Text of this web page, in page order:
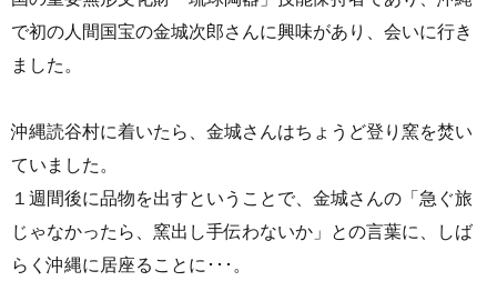
で初の人間国宝の金城次郎さんに興味があり、会いに行き
ました。
沖縄読谷村に着いたら、金城さんはちょうど登り窯を焚い
ていました。
１週間後に品物を出すということで、金城さんの「急ぐ旅
じゃなかったら、窯出し手伝わないか」との言葉に、しば
らく沖縄に居座ることに･･･。